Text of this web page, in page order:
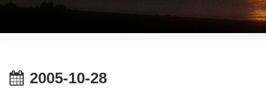
2005-10-28